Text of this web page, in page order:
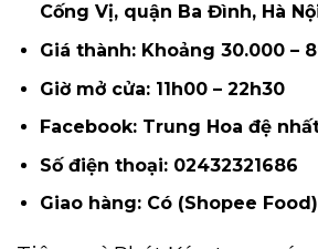
Cống Vị, quận Ba Đình, Hà
Giá thành: Khoảng 30.000 –
Giờ mở cửa: 11h00 – 22h30
Facebook: Trung Hoa đệ
Số điện thoại: 02432321686
Giao hàng: Có (Shopee Food)